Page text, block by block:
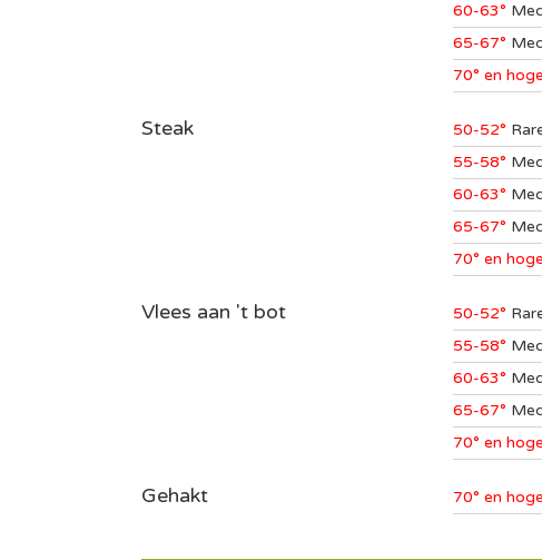
60-63°
65-67°
70° en
Steak 50-52°
55-58°
60-63°
65-67°
70° en
Vlees aan 't bot 50-52°
55-58°
60-63°
65-67°
70° en
Gehakt 70° en